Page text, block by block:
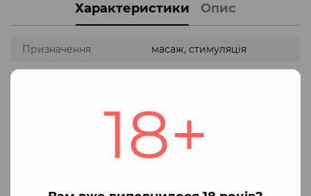
18+
Характеристики Опис
Призначення масаж, стимуляція
малиновий
Зволоження шкіри